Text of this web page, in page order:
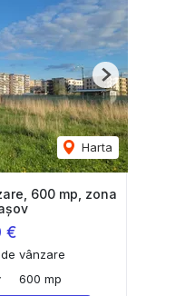
Harta
Next
600 mp, zona
€
vânzare
600 mp